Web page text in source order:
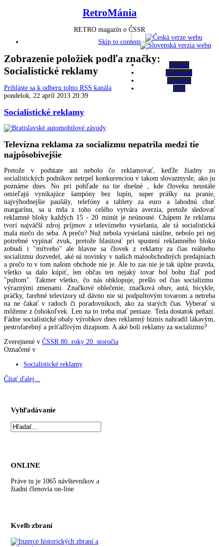
RetroMánia
RETRO magazín o ČSSR
Twitter
Facebook
Google+
RSS
Skip to content
Zobrazenie položiek podľa značky:
Socialistické reklamy
Prihláste sa k odberu tohto RSS kanála
pondelok, 22 apríl 2013 20:39
Socialistické reklamy
Televízna reklama za socializmu nepatrila medzi tie
najpôsobivejšie
Pretože v podstate ani nebolo čo reklamovať, keďže žiadny zo
socialistických podnikov netrpel konkurenciou v takom slovazmysle, ako ju
poznáme dnes. No pri pohľade na tie dnešné , kde človeku neustále
omieľajú vynikajúce šampóny bez lupín, super prášky na pranie,
najvýhodnejšie paušály, telefóny a tablety za euro a lahodnú chuť
margarínu, sa u mňa z toho celého vytvára averzia, pretože sledovať
reklamné bloky každých 15 - 20 minút je neúnosné. Chápem že reklama
tvorí najväčší zdroj príjmov z televízneho vysielania, ale tá socialistická
mala niečo do seba. A prečo? Nuž nebola vysielaná násilne, nebolo pri nej
potrebné vypínať zvuk, pretože hlasitosť pri spustení reklamného bloku
zobudí i "mŕtveho" ale hlavne sa človek z reklamy za čias reálneho
socializmu dozvedel, aké sú novinky v našich maloobchodných predajniach
a prečo to v tom našom obchode nie je. Ale to zas nie je tak úplne pravda,
všetko sa dalo kúpiť, len občas ten nejaký tovar bol bohu žiaľ pod
"pultom". Takmer všetko, čo nás obklopuje, prešlo od čias socializmu
výraznými zmenami. Značkové oblečenie, značková obuv, autá, bicykle,
práčky, farebné televízory už dávno nie sú podpultovým tovarom a netreba
na ne čakať v radoch či poradovníkoch, ako za starých čias. Vyberať si
môžeme z čohokoľvek. Len na to treba mať peniaze. Teda dostatok peňazí.
Fádne socialistické obaly výrobkov dnes reklamný biznis nahradil lákavým,
pestrofarebný a príťažlivým dizajnom. A aké boli reklamy za socializmu?
Zverejnené v ČSSR 80. roky 20. storočia
Označené v
Socialistické reklamy
Čítať ďalej...
Vyhľadávanie
ONLINE
Práve tu je 1065 návštevníkov a
žiadni členovia on-line
Kvelb zbraní